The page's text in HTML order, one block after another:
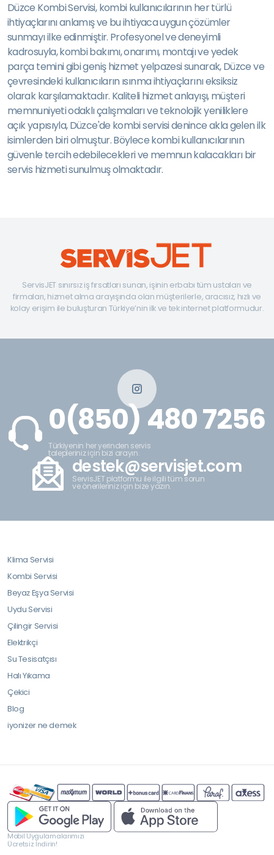
Düzce Kombi Servisi, kombi kullanıcılarının her türlü
ihtiyaçlarını anlamış ve bu ihtiyaca uygun çözümler
sunmayı ilke edinmiştir. Profesyonel ve deneyimli
kadrosuyla, kombi bakımı, onarımı, montajı ve yedek
parça temini gibi geniş hizmet yelpazesi sunarak, Düzce ve
çevresindeki kullanıcıların ısınma ihtiyaçlarını eksiksiz
olarak karşılamaktadır. Kaliteli hizmet anlayışı, müşteri
memnuniyeti odaklı çalışmaları ve teknolojik yeniliklere
açık yapısıyla, Düzce'de kombi servisi denince akla gelen ilk
isimlerden biri olmuştur. Böylece kombi kullanıcılarının
güvenle tercih edebilecekleri ve memnun kalacakları bir
servis hizmeti sunulmuş olmaktadır.
ServisJET sınırsız iş fırsatları sunan, işinin erbabı tüm ustaları ve
firmaları, hizmet alma arayışında olan müşterilerle, aracısız, hızlı ve
kolay erişim ile buluşturan Türkiye’nin ilk ve tek internet platformudur.
0(850) 480 7256
Türkiyenin her yerinden servis
talepleriniz için bizi arayın.
destek@servisjet.com
ServisJET platformu ile ilgili tüm sorun
ve önerileriniz için bize yazın.
Klima Servisi
Kombi Servisi
Beyaz Eşya Servisi
Uydu Servisi
Çilingir Servisi
Elektrikçi
Su Tesisatçısı
Halı Yıkama
Çekici
Blog
iyonizer ne demek
Mobil Uygulamalarımızı
Ücretsiz İndirin!